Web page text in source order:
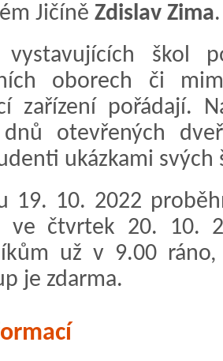
Jičíně Zdislav Zima.
vystavujících škol
oborech či
zařízení pořádají.
otevřených
ukázkami svých
19. 10. 2022
ve čtvrtek 20. 10.
už v 9.00
je zdarma.